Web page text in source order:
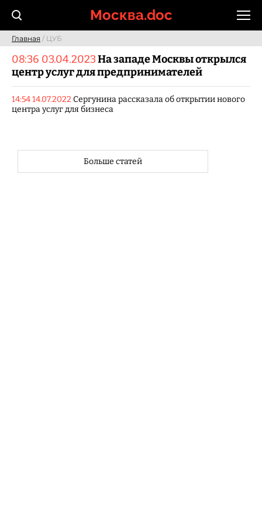
Москва.doc
Главная / ЦУБ
08:36 03.04.2023На западе Москвы открылся
центр услуг для предпринимателей
14:54 14.07.2022 Сергунина рассказала об открытии нового
центра услуг для бизнеса
Больше статей